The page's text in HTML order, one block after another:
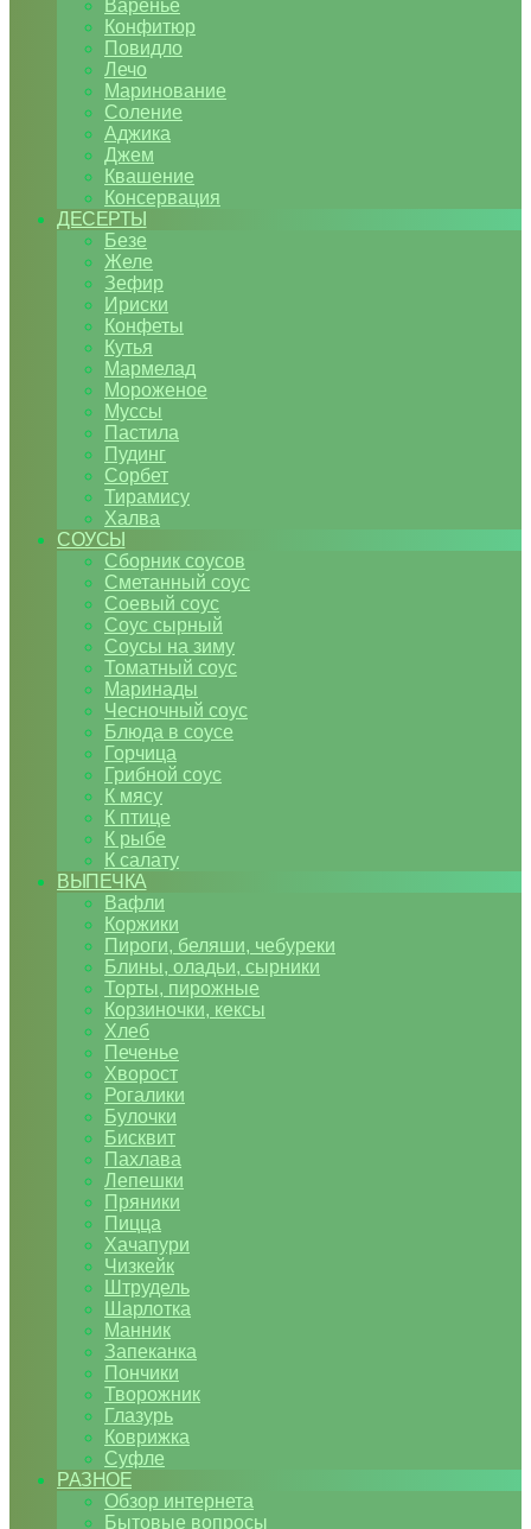
Варенье
Конфитюр
Повидло
Лечо
Маринование
Соление
Аджика
Джем
Квашение
Консервация
ДЕСЕРТЫ
Безе
Желе
Зефир
Ириски
Конфеты
Кутья
Мармелад
Мороженое
Муссы
Пастила
Пудинг
Сорбет
Тирамису
Халва
СОУСЫ
Сборник соусов
Сметанный соус
Соевый соус
Соус сырный
Соусы на зиму
Томатный соус
Маринады
Чесночный соус
Блюда в соусе
Горчица
Грибной соус
К мясу
К птице
К рыбе
К салату
ВЫПЕЧКА
Вафли
Коржики
Пироги, беляши, чебуреки
Блины, оладьи, сырники
Торты, пирожные
Корзиночки, кексы
Хлеб
Печенье
Хворост
Рогалики
Булочки
Бисквит
Пахлава
Лепешки
Пряники
Пицца
Хачапури
Чизкейк
Штрудель
Шарлотка
Манник
Запеканка
Пончики
Творожник
Глазурь
Коврижка
Суфле
РАЗНОЕ
Обзор интернета
Бытовые вопросы